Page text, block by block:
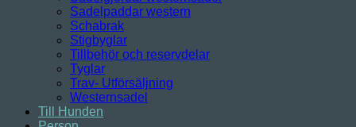
Sadelpaddar western
Schabrak
Stigbyglar
Tillbehör och reservdelar
Tyglar
Trav- Utförsäljning
Westernsadel
Till Hunden